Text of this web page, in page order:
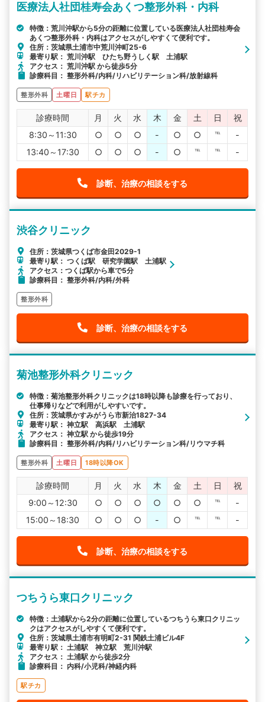
医療法人社団桂寿会あくつ整形外科・内科
特徴：荒川沖駅から5分の距離に位置している医療法人社団桂寿会
あくつ整形外科・内科はアクセスがしやすくて便利です。
住所：茨城県土浦市中荒川沖町25-6
最寄り駅： 荒川沖駅 ひたち野うしく駅 土浦駅
アクセス： 荒川沖駅 から徒歩5分
診療科目： 整形外科/内科/リハビリテーション科/放射線科
整形外科 土曜日 駅チカ
診療時間 月 火 水 木 金 土 日
祝
8:30～11:30
○ ○ ○ - ○ ○ ℡
-
13:40～17:30
○ ○ ○ - ○ ℡ ℡ -
診断、治療の相談をする
渋谷クリニック
住所：茨城県つくば市金田2029-1
最寄り駅： つくば駅 研究学園駅 土浦駅
アクセス：つくば駅から車で5分
診療科目： 整形外科/内科/外科
整形外科
診断、治療の相談をする
菊池整形外科クリニック
特徴：菊池整形外科クリニックは18時以降も診療を行っており、
仕事帰りなどで利用がしやすいです。
住所：茨城県かすみがうら市新治1827-34
最寄り駅： 神立駅 高浜駅 土浦駅
アクセス： 神立駅 から徒歩19分
診療科目： 整形外科/内科/リハビリテーション科/リウマチ科
整形外科 土曜日 18時以降OK
診療時間 月 火 水 木 金 土 日
祝
9:00～12:30
○ ○ ○ ○ ○ ○ ℡
-
15:00～18:30
○ ○ ○ - ○ ℡ ℡ -
診断、治療の相談をする
つちうら東口クリニック
特徴：土浦駅から2分の距離に位置しているつちうら東口クリニッ
クはアクセスがしやすくて便利です。
住所：茨城県土浦市有明町2-31 関鉄土浦ビル4F
最寄り駅： 土浦駅 神立駅 荒川沖駅
アクセス： 土浦駅 から徒歩2分
診療科目： 内科/小児科/神経内科
駅チカ